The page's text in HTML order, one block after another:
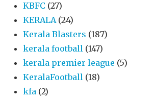
KBFC (27)
KERALA (24)
Kerala Blasters (187)
kerala football (147)
kerala premier league (5)
KeralaFootball (18)
kfa (2)